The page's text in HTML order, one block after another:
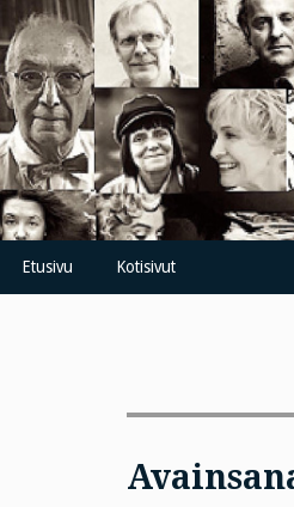
Skip
to
content
Etusivu Kotisivut